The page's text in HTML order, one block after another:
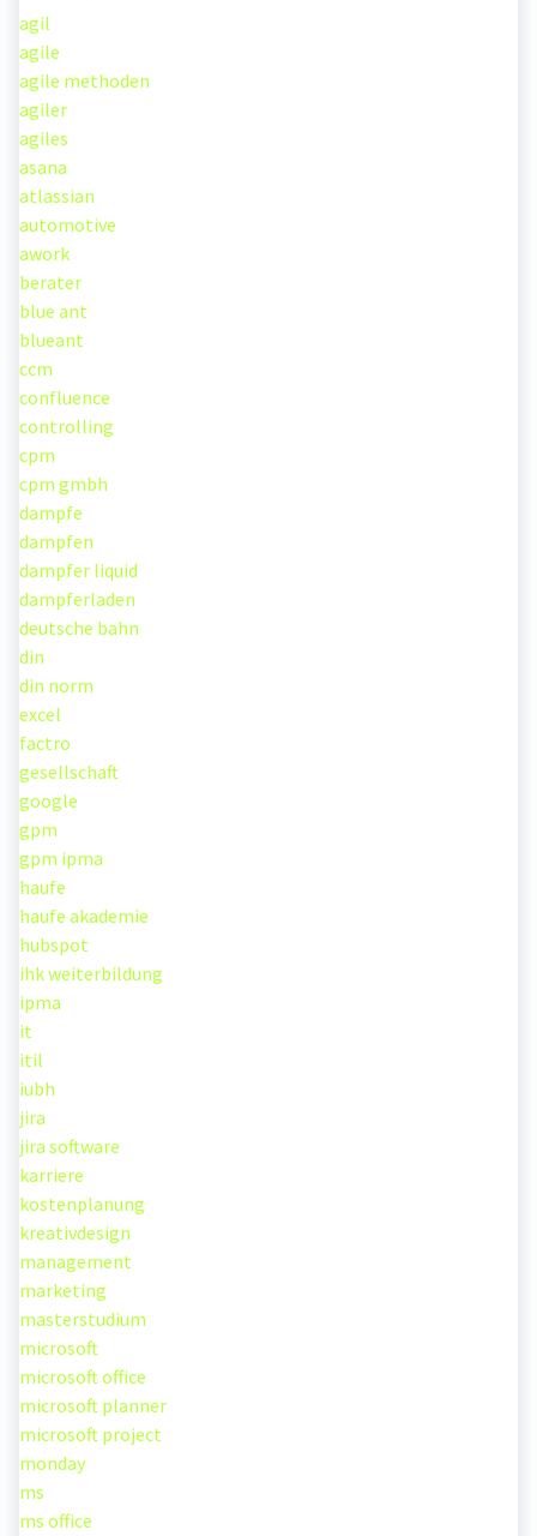
agil
agile
agile methoden
agiler
agiles
asana
atlassian
automotive
awork
berater
blue ant
blueant
ccm
confluence
controlling
cpm
cpm gmbh
dampfe
dampfen
dampfer liquid
dampferladen
deutsche bahn
din
din norm
excel
factro
gesellschaft
google
gpm
gpm ipma
haufe
haufe akademie
hubspot
ihk weiterbildung
ipma
it
itil
iubh
jira
jira software
karriere
kostenplanung
kreativdesign
management
marketing
masterstudium
microsoft
microsoft office
microsoft planner
microsoft project
monday
ms
ms office